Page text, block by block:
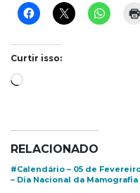
Curtir isso:
Carregando...
RELACIONADO
#Calendário – 05 de
– Dia Nacional da Mamografia